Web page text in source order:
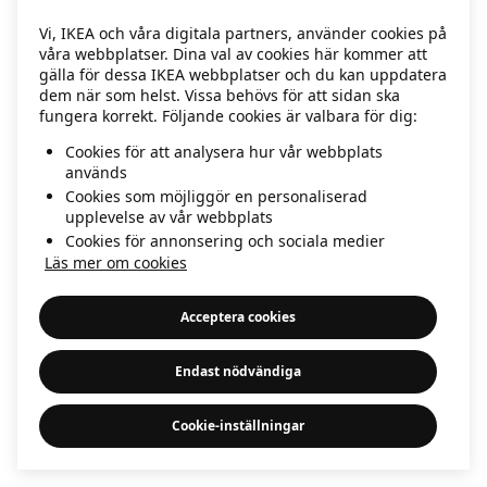
information)
Vi, IKEA och våra digitala partners, använder cookies på
våra webbplatser. Dina val av cookies här kommer att
gälla för dessa IKEA webbplatser och du kan uppdatera
dem när som helst. Vissa behövs för att sidan ska
fungera korrekt. Följande cookies är valbara för dig:
Cookies för att analysera hur vår webbplats
används
Cookies som möjliggör en personaliserad
upplevelse av vår webbplats
Cookies för annonsering och sociala medier
Läs mer om cookies
Acceptera cookies
Endast nödvändiga
Cookie-inställningar